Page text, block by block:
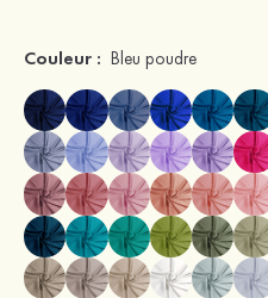
Couleur : Bleu poudre